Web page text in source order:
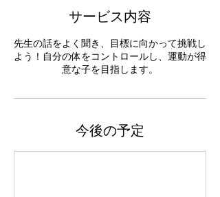
サービス内容
先生の話をよく聞き、目標に向かって挑戦し
よう！自分の体をコントロールし、運動が得
意な子を目指します。
今後の予定